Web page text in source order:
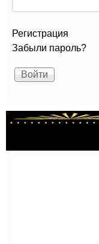
Регистрация
Забыли пароль?